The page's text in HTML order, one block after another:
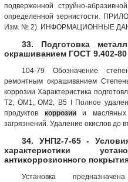
подверженной струйно-
определенной зернистости.
Изм. № 2). ИНФОРМАЦИОННЫЕ
33. Подготовка
окрашиванием ГОСТ 9.402-80
104-79 Обозначение
ремонтным окрашиванием
коррозии Характеристика
Т2, ОМ1, ОМ2, В5 I Полное
продуктов коррозиии масляных
загрязнений. Удаление окислов до
34. УНП2-7-65 -
характеристики
антикоррозионного
Установка